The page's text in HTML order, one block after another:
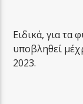
Ειδικά, για
υποβληθεί
2023.